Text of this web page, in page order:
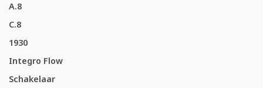
A.8
C.8
1930
Integro Flow
Schakelaar